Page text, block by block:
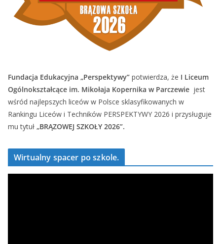
Fundacja Edukacyjna „Perspektywy” potwierdza, że I Liceum
Ogólnokształcące im. Mikołaja Kopernika w Parczewie jest
wśród najlepszych liceów w Polsce sklasyfikowanych w
Rankingu Liceów i Techników PERSPEKTYWY 2026 i przysługuje
mu tytuł „BRĄZOWEJ SZKOŁY 2026”.
Wirtualny spacer po szkole.